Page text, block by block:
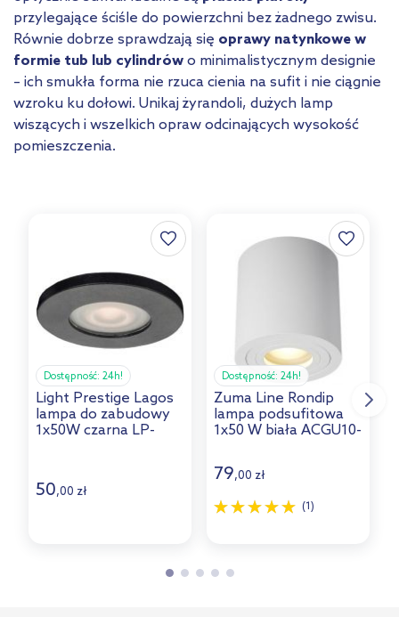
przylegające ściśle do powierzchni bez żadnego zwisu.
Równie dobrze sprawdzają się oprawy natynkowe w
formie tub lub cylindrów o minimalistycznym designie
– ich smukła forma nie rzuca cienia na sufit i nie ciągnie
wzroku ku dołowi. Unikaj żyrandoli, dużych lamp
wiszących i wszelkich opraw odcinających wysokość
pomieszczenia.
Dostępność:24h!
Light Prestige Lagos
lampa do zabudowy
1x50W czarna LP-
50,00 zł
Dostępność: 24h!
Zuma Line Rondip
lampa podsufitowa
1x50 W biała ACGU10-
79,00 zł
(1)